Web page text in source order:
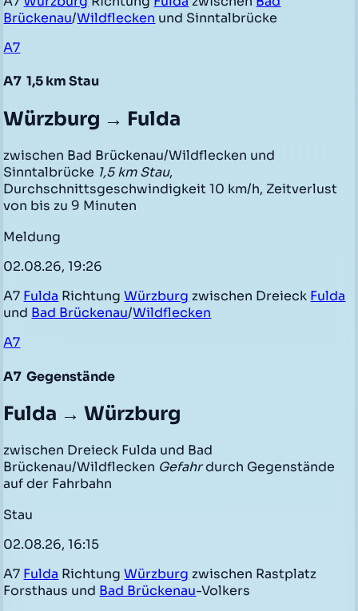
Brückenau/Wildflecken und Sinntalbrücke
A7
A7 1,5 km Stau
Würzburg → Fulda
zwischen Bad Brückenau/Wildflecken und
Sinntalbrücke 1,5 km Stau,
Durchschnittsgeschwindigkeit 10 km/h, Zeitverlust
von bis zu 9 Minuten
Meldung
02.08.26, 19:26
A7 Fulda RichtungWürzburg zwischen Dreieck Fulda
und Bad Brückenau/Wildflecken
A7
A7 Gegenstände
Fulda → Würzburg
zwischen Dreieck Fulda und Bad
Brückenau/Wildflecken Gefahrdurch Gegenstände
auf der Fahrbahn
Stau
02.08.26, 16:15
A7 Fulda RichtungWürzburg zwischen Rastplatz
Forsthaus und Bad Brückenau-Volkers